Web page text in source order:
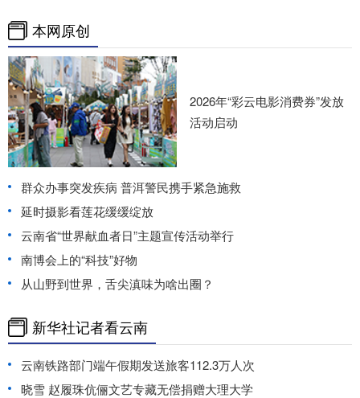
本网原创
2026年“彩云电影消费券”发放
活动启动
群众办事突发疾病 普洱警民携手紧急施救
延时摄影看莲花缓缓绽放
云南省“世界献血者日”主题宣传活动举行
南博会上的“科技”好物
从山野到世界，舌尖滇味为啥出圈？
新华社记者看云南
云南铁路部门端午假期发送旅客112.3万人次
晓雪 赵履珠伉俪文艺专藏无偿捐赠大理大学